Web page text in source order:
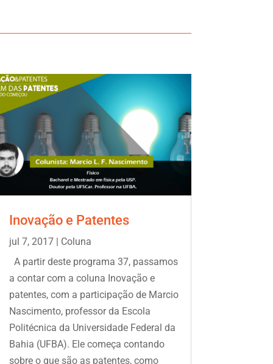
Inovação e Patentes
jul 7, 2017| Coluna
A partir deste programa 37, passamos
a contar com a coluna Inovação e
patentes, com a participação de Marcio
Nascimento, professor da Escola
Politécnica da Universidade Federal da
Bahia (UFBA). Ele começa contando
sobre o que são as patentes, como